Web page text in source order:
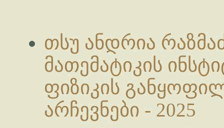
თსუ ანდრია
მათემატიკის
ფიზიკის
არჩევნები - 2025